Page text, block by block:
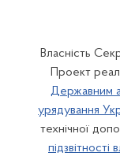
Власність
Проект
Державним
урядування
технічної
підзвітності